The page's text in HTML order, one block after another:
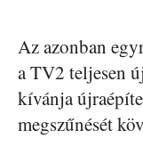
Az azonban
a TV2 teljesen
kívánja
megszűnését